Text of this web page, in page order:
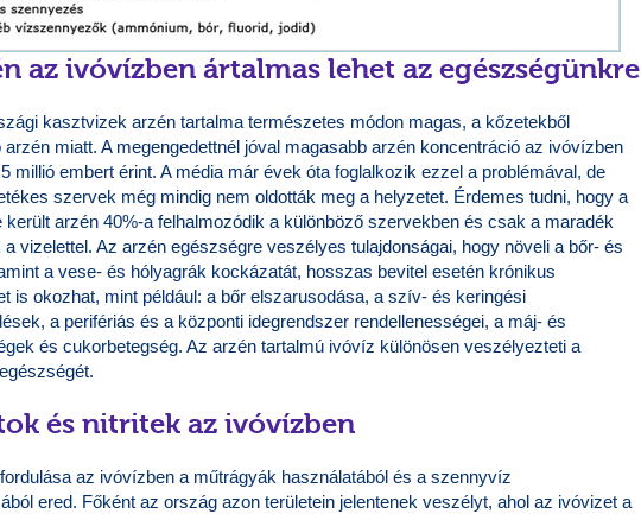
az ivóvízben ártalmas lehet az egészségünkre
kasztvizek arzén tartalma természetes módon magas, a kőzetekből
arzén miatt. A megengedettnél jóval magasabb arzén koncentráció az ivóvízben
millió embert érint. A média már évek óta foglalkozik ezzel a problémával, de
szervek még mindig nem oldották meg a helyzetet. Érdemes tudni, hogy a
került arzén 40%-a felhalmozódik a különböző szervekben és csak a maradék
vizelettel. Az arzén egészségre veszélyes tulajdonságai, hogy növeli a bőr- és
a vese- és hólyagrák kockázatát, hosszas bevitel esetén krónikus
is okozhat, mint például: a bőr elszarusodása, a szív- és keringési
a perifériás és a központi idegrendszer rendellenességei, a máj- és
és cukorbetegség. Az arzén tartalmú ivóvíz különösen veszélyezteti a
és nitritek az ivóvízben
az ivóvízben a műtrágyák használatából és a szennyvíz
ered. Főként az ország azon területein jelentenek veszélyt, ahol az ivóvizet a